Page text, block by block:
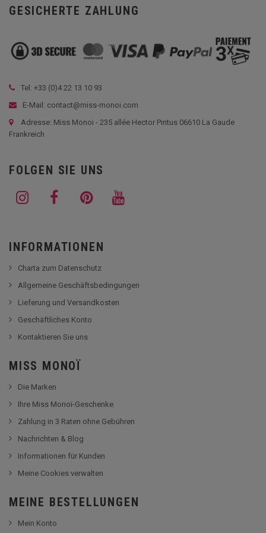
GESICHERTE ZAHLUNG
Tel: +33 (0)4 22 13 10 93
E-Mail: contact@miss-monoi.com
Adresse: Miss Monoi - 235 allée Hector Pintus 06610 La Gaude
Frankreich
FOLGEN SIE UNS
INFORMATIONEN
Charta zum Datenschutz
Allgemeine Geschäftsbedingungen
Lieferung und Versandkosten
Geschäftliches Konto
Kontaktieren Sie uns
MISS MONOÏ
Die Marken
Ihre Miss Monoï-Geschenke
Zahlung in 3 Raten ohne Gebühren
Nachrichten & Blog
Informationen für Kunden
Meine Cookies verwalten
MEINE BESTELLUNGEN
Mein Konto